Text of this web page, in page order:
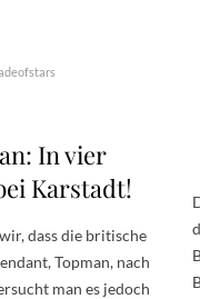
In vier
Karstadt!
dass die britische
Topman, nach
man es jedoch